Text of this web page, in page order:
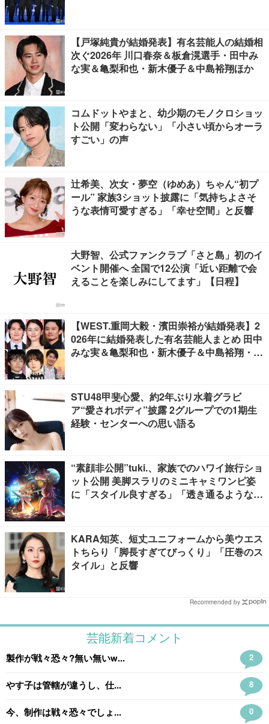
【戸塚純貴が結婚発表】有名芸能人の結婚相
次ぐ2026年 川口春奈＆板倉滉選手・田中み
な実＆亀梨和也・新木優子＆中島裕翔ほか
コムドットやまと、幼少期のモノクロショッ
ト公開「変わらない」「小さい頃からオーラ
すごい」の声
辻希美、次女・夢空（ゆめあ）ちゃん“初プ
ール” 家族3ショット披露に「気持ちよさそ
うな表情可愛すぎる」「幸せ空間」と反響
大野智、公式ファンクラブ「さと島」初のイ
ベント開催へ 全国で12公演「近い距離で会
えることを楽しみにしてます」【日程】
【WEST.重岡大毅・濱田崇裕が結婚発表】2
026年に結婚発表した有名芸能人まとめ 田中
みな実＆亀梨和也・新木優子＆中島裕翔・川
STU48甲斐心愛、約2年ぶり水着グラビ
ア“愛されボディ”披露 2グループでの1期生
経験・センターへの思い語る
“素顔非公開”tuki.、家族でのハワイ旅行ショ
ット公開 美脚スラリのミニキャミワンピ姿
に「スタイル良すぎる」「透き通るような透
KARA知英、短丈ユニフォームから美ウエス
トちらり「脚長すぎてびっくり」「圧巻のス
タイル」と反響
Recommended by